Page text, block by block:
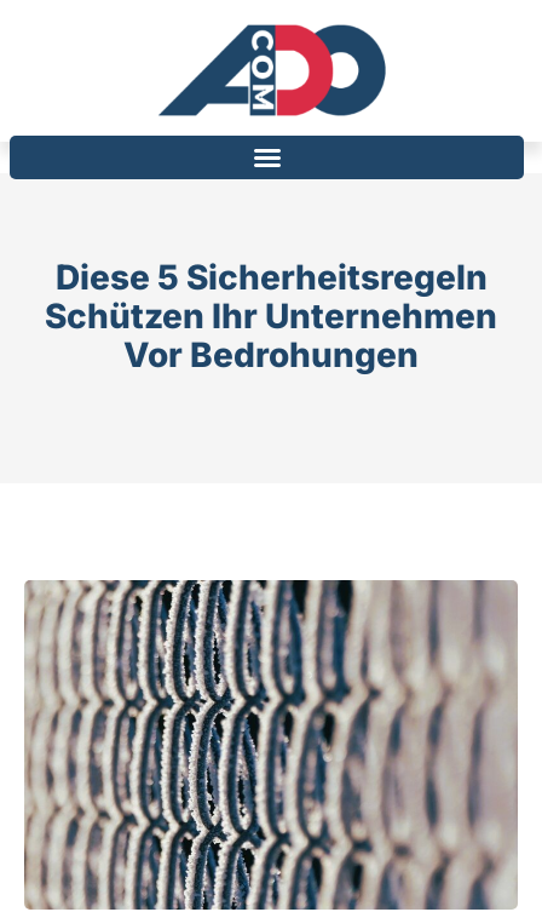
Diese 5 Sicherheitsregeln
Schützen Ihr Unternehmen
Vor Bedrohungen